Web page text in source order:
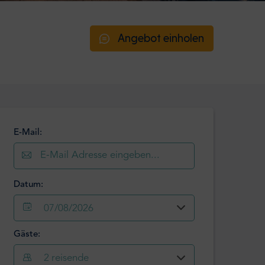
Angebot einholen
E-Mail:
Datum:
07/08/2026
Di Mi
Gäste:
2 reisende